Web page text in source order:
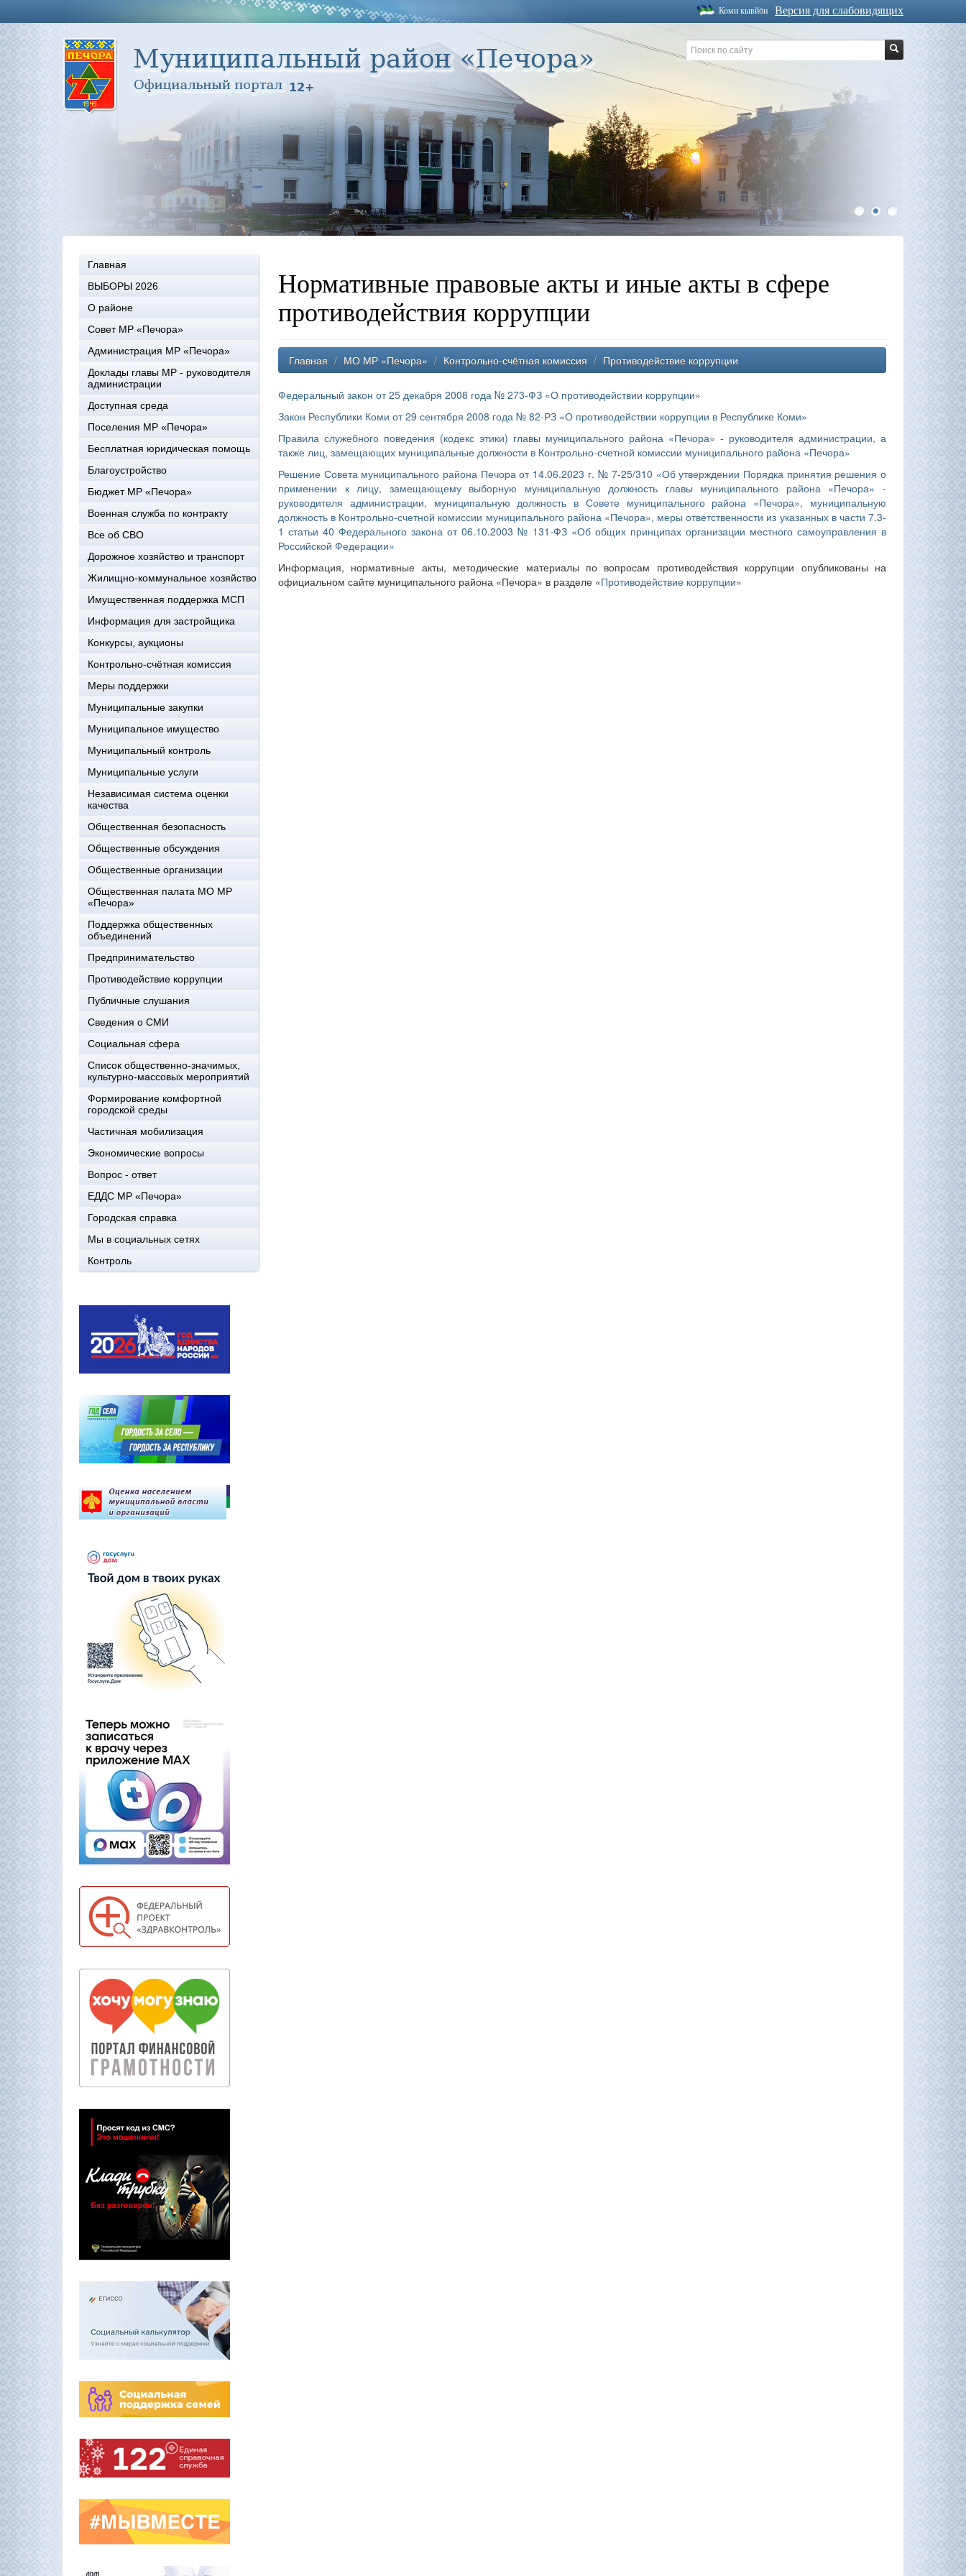
Версия для слабовидящих
Коми кывйöн
1 2 3
Главная
ВЫБОРЫ 2026
О районе
Совет МР «Печора»
Администрация МР «Печора»
Доклады главы МР - руководителя
администрации
Доступная среда
Поселения МР «Печора»
Бесплатная юридическая помощь
Благоустройство
Бюджет МР «Печора»
Военная служба по контракту
Все об СВО
Дорожное хозяйство и транспорт
Жилищно-коммунальное хозяйство
Имущественная поддержка МСП
Информация для застройщика
Конкурсы, аукционы
Контрольно-счётная комиссия
Меры поддержки
Муниципальные закупки
Муниципальное имущество
Муниципальный контроль
Муниципальные услуги
Независимая система оценки
качества
Общественная безопасность
Общественные обсуждения
Общественные организации
Общественная палата МО МР
«Печора»
Поддержка общественных
объединений
Предпринимательство
Противодействие коррупции
Публичные слушания
Сведения о СМИ
Социальная сфера
Список общественно-значимых,
культурно-массовых мероприятий
Формирование комфортной
городской среды
Частичная мобилизация
Экономические вопросы
Вопрос - ответ
ЕДДС МР «Печора»
Городская справка
Мы в социальных сетях
Контроль
Нормативные правовые акты и иные акты в сфере
противодействия коррупции
Главная / МО МР «Печора» / Контрольно-счётная комиссия / Противодействие коррупции
Федеральный закон от 25 декабря 2008 года № 273-ФЗ «О противодействии коррупции»
Закон Республики Коми от 29 сентября 2008 года № 82-РЗ «О противодействии коррупции в Республике Коми»
Правила служебного поведения (кодекс этики) главы муниципального района «Печора» - руководителя администрации, а
также лиц, замещающих муниципальные должности в Контрольно-счетной комиссии муниципального района «Печора»
Решение Совета муниципального района Печора от 14.06.2023 г. № 7-25/310 «Об утверждении Порядка принятия решения о
применении к лицу, замещающему выборную муниципальную должность главы муниципального района «Печора» -
руководителя администрации, муниципальную должность в Совете муниципального района «Печора», муниципальную
должность в Контрольно-счетной комиссии муниципального района «Печора», меры ответственности из указанных в части 7.3-
1 статьи 40 Федерального закона от 06.10.2003 № 131-ФЗ «Об общих принципах организации местного самоуправления в
Российской Федерации»
Информация, нормативные акты, методические материалы по вопросам противодействия коррупции опубликованы на
официальном сайте муниципального района «Печора» в разделе «Противодействие коррупции»